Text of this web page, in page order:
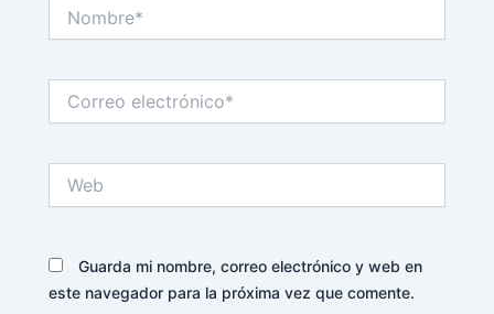
electrónico*
Guarda mi nombre, correo electrónico y web en
este navegador para la próxima vez que comente.